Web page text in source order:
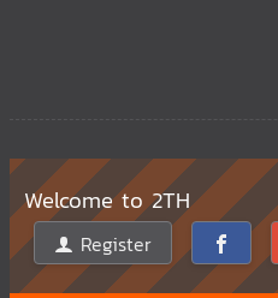
Welcome to 2TH
Register